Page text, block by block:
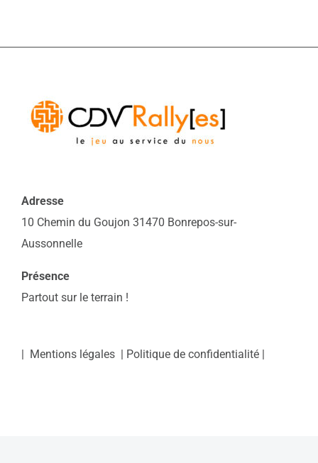
Adresse
10 Chemin du Goujon 31470 Bonrepos-sur-
Aussonnelle
Présence
Partout sur le terrain !
Mentions légales Politique de confidentialité